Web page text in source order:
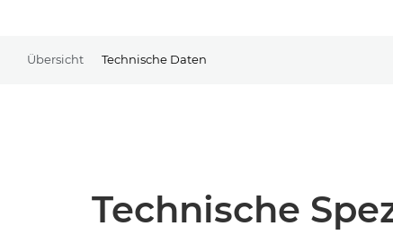
Übersicht Technische Daten
Technische